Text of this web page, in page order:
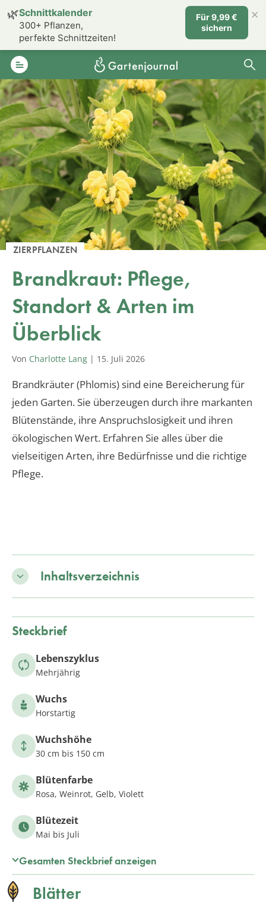
ZIERPFLANZEN
Brandkraut: Pflege,
Standort & Arten im
Überblick
Von Charlotte Lang | 15. Juli 2026
Brandkräuter (Phlomis) sind eine Bereicherung für
jeden Garten. Sie überzeugen durch ihre markanten
Blütenstände, ihre Anspruchslosigkeit und ihren
ökologischen Wert. Erfahren Sie alles über die
vielseitigen Arten, ihre Bedürfnisse und die richtige
Pflege.
Inhaltsverzeichnis
Steckbrief
Lebenszyklus
Mehrjährig
Wuchs
Horstartig
Wuchshöhe
30 cm bis 150 cm
Blütenfarbe
Rosa, Weinrot, Gelb, Violett
Blütezeit
Mai bis Juli
Gesamten Steckbrief anzeigen
Blätter
🌿Schnittkalender
300+ Pflanzen,
perfekte Schnittzeiten!
Für 9,99 €
sichern
×